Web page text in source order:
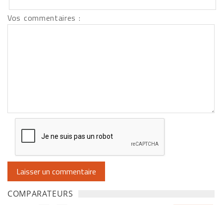
Vos commentaires :
COMPARATEURS